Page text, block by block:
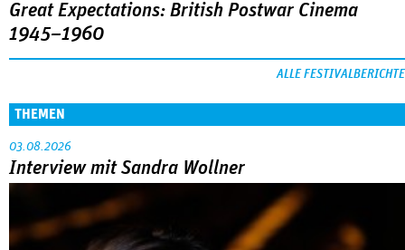
Great Expectations: British Postwar Cinema
1945–1960
ALLE FESTIVALBERICHTE
THEMEN
03.08.2026
Interview mit Sandra Wollner